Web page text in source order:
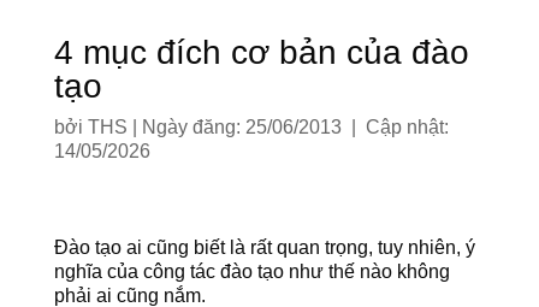
4 mục đích cơ bản của đào
tạo
bởi THS
Ngày đăng: 25/06/2013 | Cập nhật:
14/05/2026
Đào tạo ai cũng biết là rất quan trọng, tuy nhiên, ý
nghĩa của công tác đào tạo như thế nào không
phải ai cũng nắm.